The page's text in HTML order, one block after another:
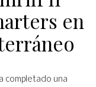
en
completado una